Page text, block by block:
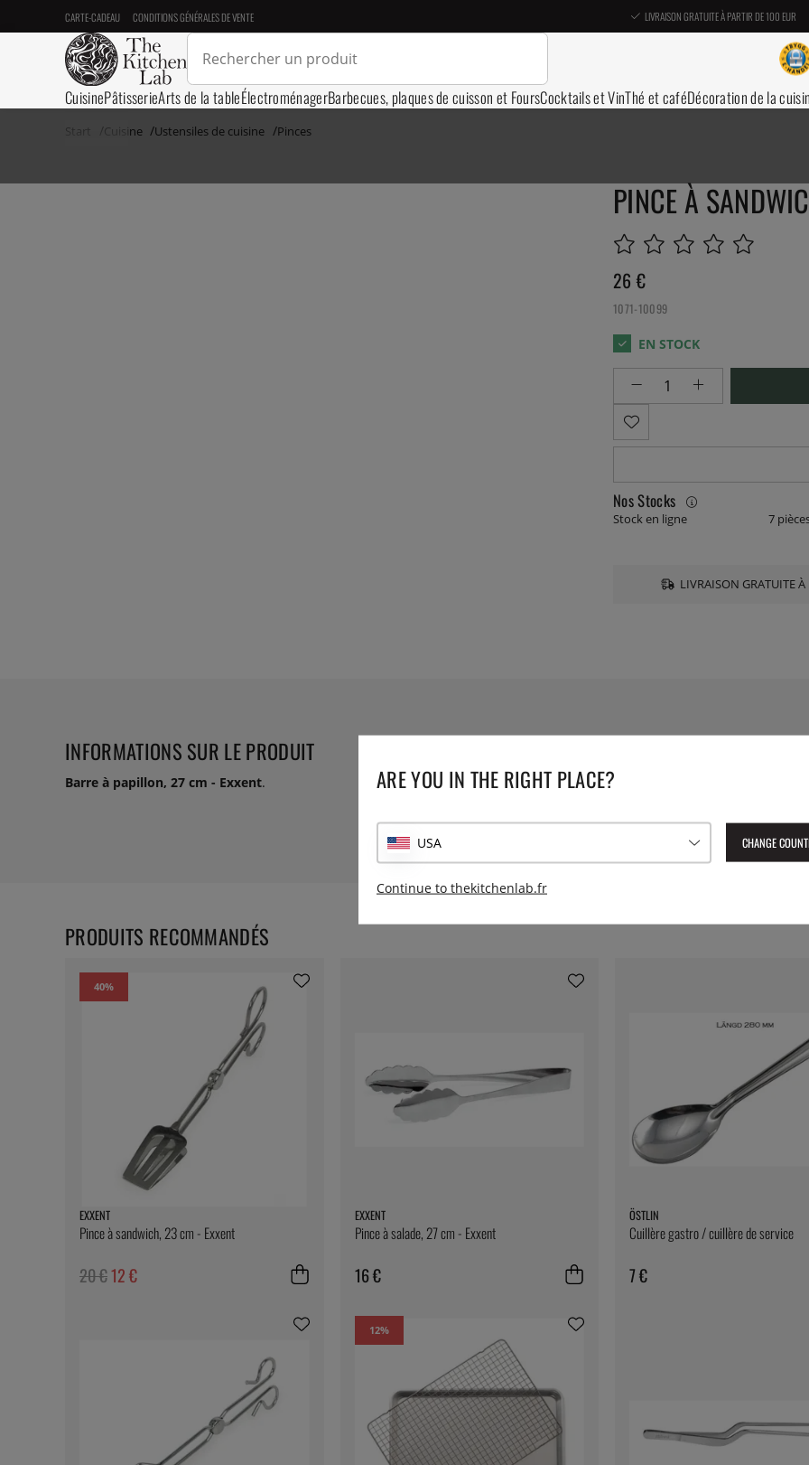
CARTE-CADEAU CONDITIONS GÉNÉRALES DE VENTE LIVRAISON GRATUITE À PARTIR DE 100 EUR
CuisinePâtisserieArts de la tableÉlectroménagerBarbecues, plaques de cuisson et FoursCocktails et VinThé et caféDécoration de la
Start Cuisine Ustensiles de cuisine Pinces
PINCE À
26 €
1071-10099
Nos Stocks
Stock en ligne 7
LIVRAISON GRATUITE
INFORMATIONS SUR LE PRODUIT
Barre à papillon, 27 cm - Exxent.
40%
EXXENT
Pince à sandwich, 23 cm - Exxent
20 €12 €
EXXENT
Pince à salade, 27 cm - Exxent
16 €
ÖSTLIN
Cuillère gastro / cuillère de service
7 €
12%
PRODUITS RECOMMANDÉS
ARE YOU IN THE RIGHT PLACE?
USA CHANGE
Continue to thekitchenlab.fr